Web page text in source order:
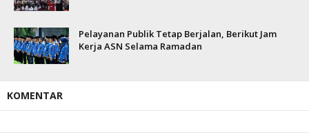
Pelayanan Publik Tetap Berjalan, Berikut Jam
Kerja ASN Selama Ramadan
KOMENTAR